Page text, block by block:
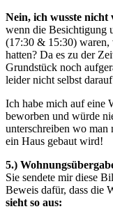
Nein, ich wusste nicht
wenn die Besichtigung
(17:30 & 15:30) waren,
hatten? Da es zu der
Grundstück noch
leider nicht selbst
Ich habe mich auf eine
beworben und würde
unterschreiben wo man
ein Haus gebaut wird!
5.)
Sie sendete mir diese
Beweis dafür, dass die
sieht so aus: